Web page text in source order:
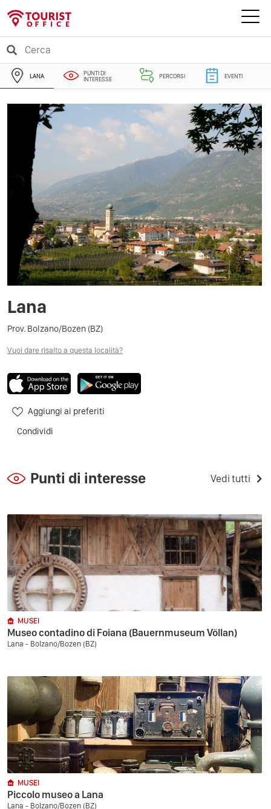
LANA
PUNTI DI
INTERESSE
PERCORSI EVENTI
Lana
Prov. Bolzano/Bozen (BZ)
Vuoi dare risalto a questa località?
Aggiungi ai preferiti
Condividi
Punti di interesse Vedi tutti
MUSEI
Museo contadino di Foiana (Bauernmuseum Völlan)
Lana - Bolzano/Bozen (BZ)
MUSEI
Piccolo museo a Lana
Lana - Bolzano/Bozen (BZ)